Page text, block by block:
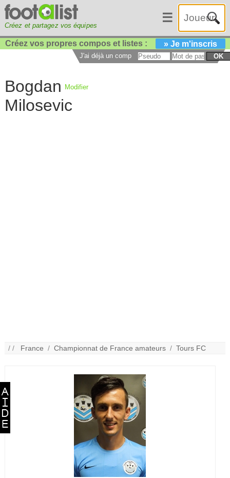
Créez et partagez vos équipes
☰
Créez vos propres compos et listes : » Je m'inscris
J'ai déjà un compte : OK
Bogdan
Milosevic
Modifier
/ / France /Championnat de France amateurs /Tours FC